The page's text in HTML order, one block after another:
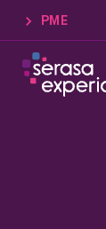
PME